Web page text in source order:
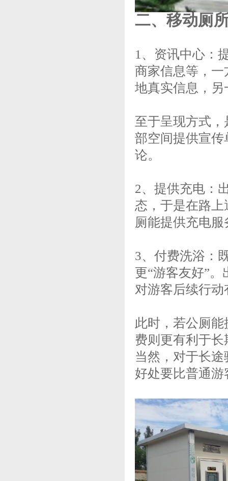
二、移动厕
1、资讯中心：
商家信息等，
地真实信息，
至于呈现方式
部空间提供宣
论。
2、提供充电：
态，于是在路
厕能提供充电
3、付费洗浴：
更“游客友好”
对游客后续行
此时，若公厕
费则更有利于
当然，对于长
好处要比普通